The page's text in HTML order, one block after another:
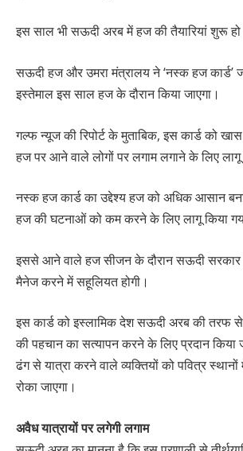
इस साल भी सऊदी अरब में हज की तैयारियां शुरू हो
सऊदी हज और उमरा मंत्रालय ने ‘नस्क हज कार्ड’
इस्तेमाल इस साल हज के दौरान किया जाएगा।
गल्फ न्यूज की रिपोर्ट के मुताबिक, इस कार्ड को
हज पर आने वाले लोगों पर लगाम लगाने के लिए लागू
नस्क हज कार्ड का उद्देश्य हज को अधिक आसान
हज की घटनाओं को कम करने के लिए लागू किया
इससे आने वाले हज सीजन के दौरान सऊदी सरकार
मैनेज करने में सहूलियत होगी।
इस कार्ड को इस्लामिक देश सऊदी अरब की तरफ से
की पहचान का सत्यापन करने के लिए प्रदान किया
ढंग से यात्रा करने वाले व्यक्तियों को पवित्र
रोका जाएगा।
अवैध यात्रायों पर लगेगी लगाम